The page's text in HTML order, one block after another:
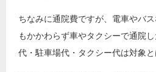
ちなみに通院費ですが、電車やバ
もかかわらず車やタクシーで通院
代・駐車場代・タクシー代は対象と